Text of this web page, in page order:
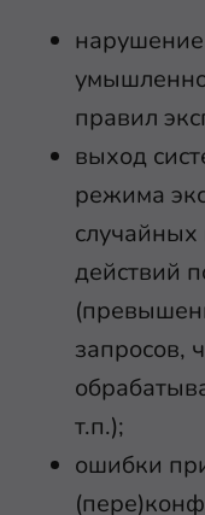
правил
выход
режима
действий
запросов,
т.п.);
ошибки